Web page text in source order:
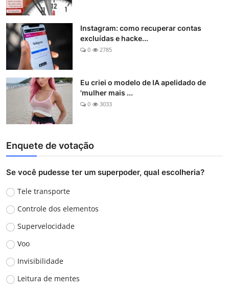
Instagram: como recuperar contas
excluídas e hacke...
0 2785
Eu criei o modelo de IA apelidado de
'mulher mais ...
0 3033
Enquete de votação
Se você pudesse ter um superpoder, qual escolheria?
Tele transporte
Controle dos elementos
Supervelocidade
Voo
Invisibilidade
Leitura de mentes